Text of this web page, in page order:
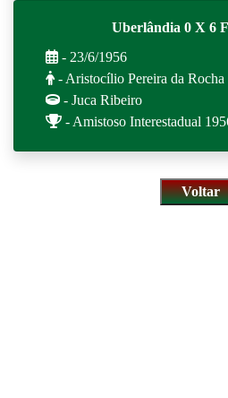
Uberlândia 0 X 6
- 23/6/1956
- Aristocílio Pereira da Rocha
- Juca Ribeiro
- Amistoso Interestadual